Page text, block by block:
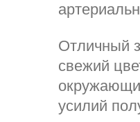
Отличный
свежий
усилий